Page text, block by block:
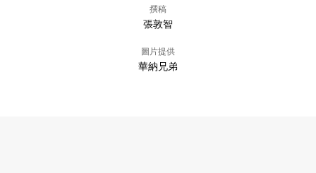
撰稿
張敦智
圖片提供
華納兄弟